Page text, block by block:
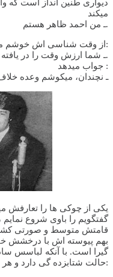
دیواری طنین انداز است که
میکند
ـ من احمد ظاهر هستم.
از وقت شناسی اش خوشم میآید و میگویم:
ـ شما ارزش وقت را در یافته اید.
جواب میدهد :
ـ نچندان، میکوشم وعده
یکی از چوکی ها را تعارفش
گفتگویم را باوی شروع
قامتش متوسط و صورتی
بهم پیوسته اش با درخشش
گیرا است. با آنکه لباسس
حالت شتابزده گی دارد و هر لحظه به ساعتش نگاه میکند. میپرسم: